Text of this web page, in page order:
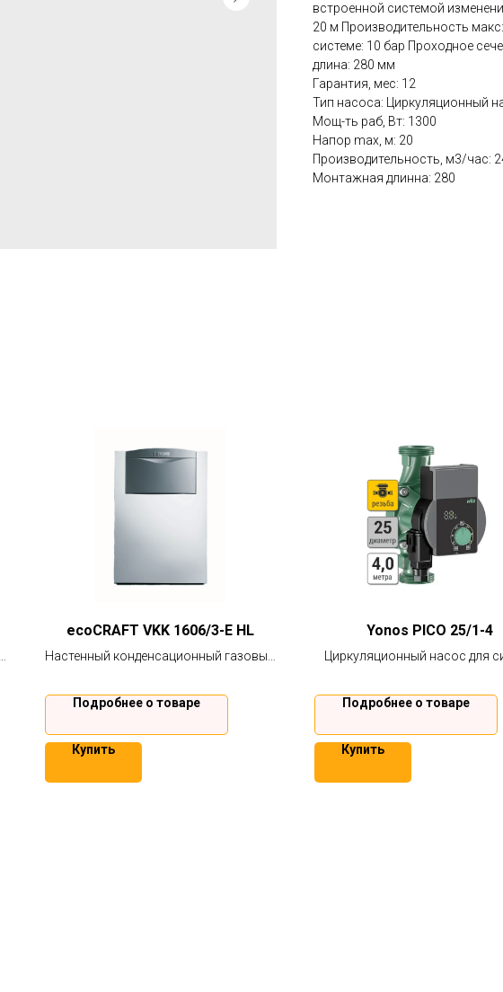
встроенной системой
20 м Производительность
системе: 10 бар Проходное
длина: 280 мм
Гарантия, мес: 12
Тип насоса: Циркуляционный
Мощ-ть раб, Вт: 1300
Hапор max, м: 20
Производительность, м3/час:
Монтажная длинна: 280
ecoCRAFT VKK 1606/3-E HL
Настенный конденсационный газовый
Подробнее о товаре
Купить
Yonos PICO 25/1-4
Циркуляционный насос для
теплого пола.
Подробнее о товаре
Купить